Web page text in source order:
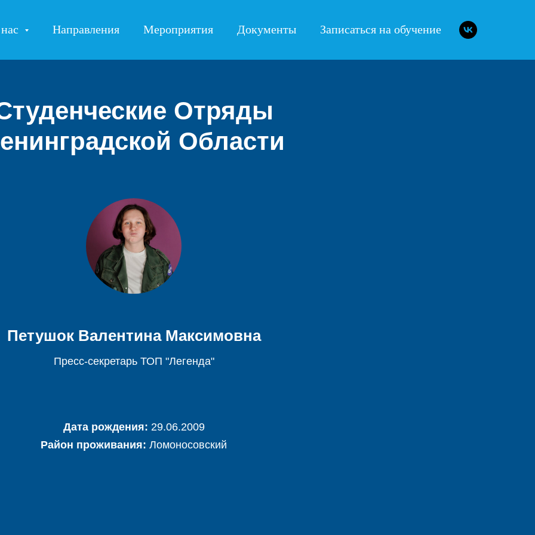
Направления Мероприятия Документы Записаться на обучение
Отряды
Области
Петушок Валентина Максимовна
Пресс-секретарь ТОП "Легенда"
Дата рождения: 29.06.2009
Район проживания: Ломоносовский